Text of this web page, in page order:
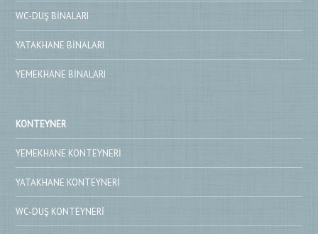
WC-DUŞ BINALARI
YATAKHANE BINALARI
YEMEKHANE BINALARI
KONTEYNER
YEMEKHANE KONTEYNERI
YATAKHANE KONTEYNERI
WC-DUŞ KONTEYNERI